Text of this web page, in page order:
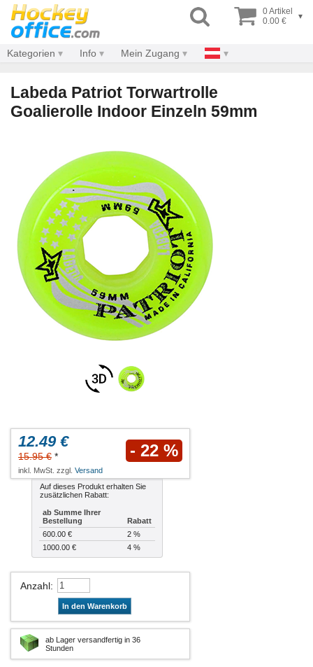
0 Artikel
0.00 €
▾
Kategorien Info Mein Zugang
Labeda Patriot Torwartrolle
Goalierolle Indoor Einzeln 59mm
12.49 €
15.95 € * - 22 %
inkl. MwSt. zzgl. Versand
Auf dieses Produkt erhalten Sie
zusätzlichen Rabatt:
ab Summe Ihrer
Bestellung
Rabatt
600.00 €
2 %
1000.00 €
4 %
Anzahl:
In den Warenkorb
ab Lager versandfertig in 36
Stunden